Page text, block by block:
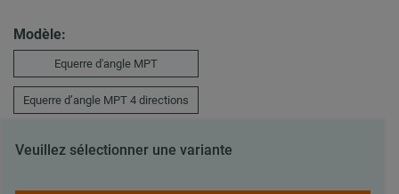
Modèle:
Equerre d'angle MPT
Equerre d’angle MPT 4 directions
Veuillez sélectionner une variante